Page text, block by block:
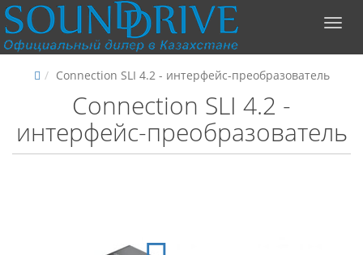
Connection SLI 4.2 - интерфейс-преобразователь
Connection SLI 4.2 -
интерфейс-преобразователь